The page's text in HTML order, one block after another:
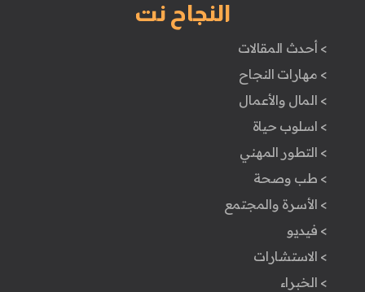
النجاح نت
> أحدث المقالات
> مهارات النجاح
> المال والأعمال
> اسلوب حياة
> التطور المهني
> طب وصحة
> الأسرة والمجتمع
> فيديو
> الاستشارات
> الخبراء